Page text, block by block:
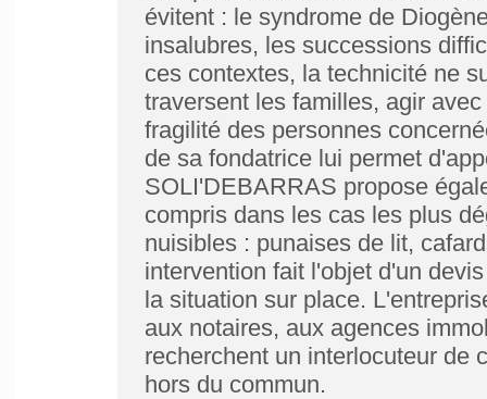
évitent : le syndrome de
insalubres, les successions
ces contextes, la technicité ne
traversent les familles, agir
fragilité des personnes
de sa fondatrice lui permet
SOLI'DEBARRAS propose
compris dans les cas les plus
nuisibles : punaises de lit,
intervention fait l'objet d'un
la situation sur place.
aux notaires, aux agences
recherchent un interlocuteur de
hors du commun.